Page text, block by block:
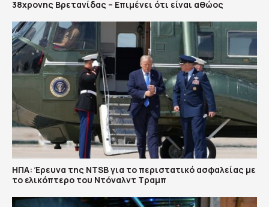
38χρονης Βρετανίδας – Επιμένει ότι είναι αθώος
ΗΠΑ: Έρευνα της NTSB για το περιστατικό ασφαλείας με
το ελικόπτερο του Ντόναλντ Τραμπ